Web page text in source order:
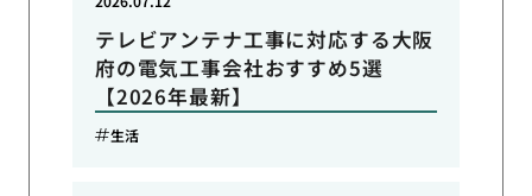
テレビアンテナ工事に対応する大阪
府の電気工事会社おすすめ5選
【2026年最新】
生活